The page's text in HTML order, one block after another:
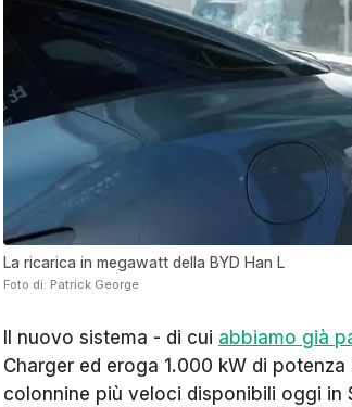
La ricarica in megawatt della BYD Han L
Foto di: Patrick George
Il nuovo sistema - di cui abbiamo già
Charger ed eroga 1.000 kW di
colonnine più veloci disponibili oggi in